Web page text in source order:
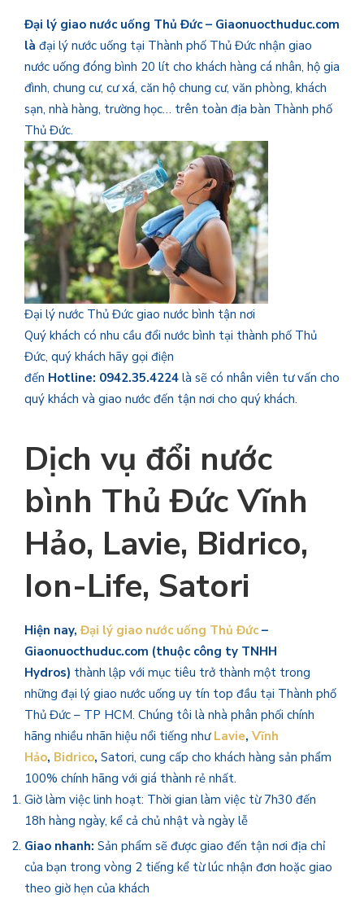
Đại lý giao nước uống Thủ Đức – Giaonuocthuduc.com
là đại lý nước uống tại Thành phố Thủ Đức nhận giao
nước uống đóng bình 20 lít cho khách hàng cá nhân, hộ gia
đình, chung cư, cư xá, căn hộ chung cư, văn phòng, khách
sạn, nhà hàng, trường học… trên toàn địa bàn Thành phố
Thủ Đức.
Đại lý nước Thủ Đức giao nước bình tận nơi
Quý khách có nhu cầu đổi nước bình tại thành phố Thủ
Đức, quý khách hãy gọi điện
đến Hotline: 0942.35.4224 là sẽ có nhân viên tư vấn cho
quý khách và giao nước đến tận nơi cho quý khách.
Dịch vụ đổi nước
bình Thủ Đức Vĩnh
Hảo, Lavie, Bidrico,
Ion-Life, Satori
Hiện nay,Đại lý giao nước uống Thủ Đức –
Giaonuocthuduc.com (thuộc công ty TNHH
Hydros) thành lập với mục tiêu trở thành một trong
những đại lý giao nước uống uy tín top đầu tại Thành phố
Thủ Đức – TP HCM. Chúng tôi là nhà phân phối chính
hãng nhiều nhãn hiệu nổi tiếng như Lavie, Vĩnh
Hảo, Bidrico, Satori, cung cấp cho khách hàng sản phẩm
100% chính hãng với giá thành rẻ nhất.
Giờ làm việc linh hoạt: Thời gian làm việc từ 7h30 đến
18h hàng ngày, kể cả chủ nhật và ngày lễ
Giao nhanh: Sản phẩm sẽ được giao đến tận nơi địa chỉ
của bạn trong vòng 2 tiếng kể từ lúc nhận đơn hoặc giao
theo giờ hẹn của khách